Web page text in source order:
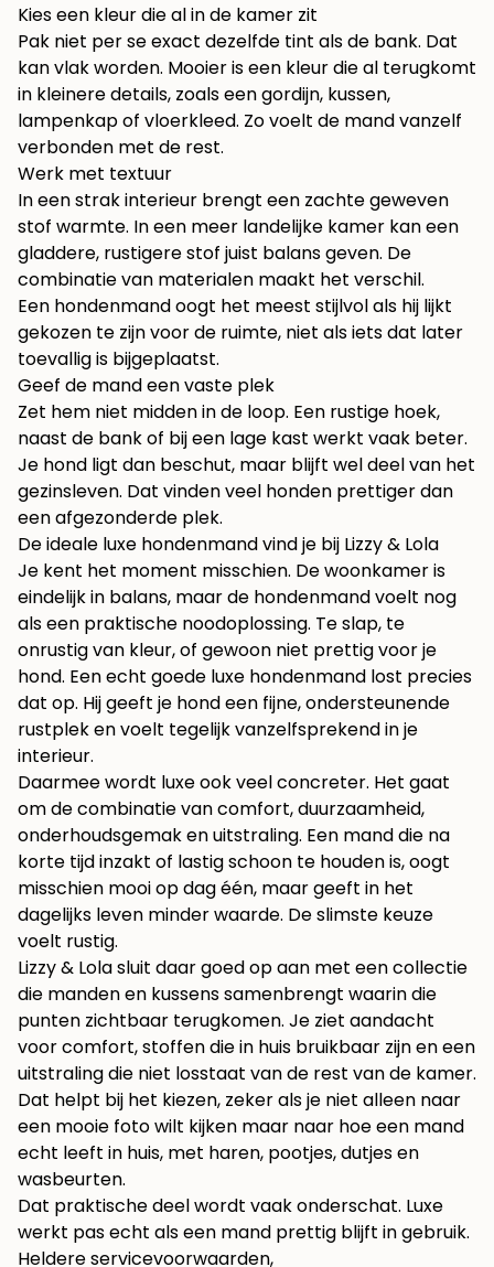
Kies een kleur die al in de kamer zit
Pak niet per se exact dezelfde tint als de bank. Dat
kan vlak worden. Mooier is een kleur die al terugkomt
in kleinere details, zoals een gordijn, kussen,
lampenkap of vloerkleed. Zo voelt de mand vanzelf
verbonden met de rest.
Werk met textuur
In een strak interieur brengt een zachte geweven
stof warmte. In een meer landelijke kamer kan een
gladdere, rustigere stof juist balans geven. De
combinatie van materialen maakt het verschil.
Een hondenmand oogt het meest stijlvol als hij lijkt
gekozen te zijn voor de ruimte, niet als iets dat later
toevallig is bijgeplaatst.
Geef de mand een vaste plek
Zet hem niet midden in de loop. Een rustige hoek,
naast de bank of bij een lage kast werkt vaak beter.
Je hond ligt dan beschut, maar blijft wel deel van het
gezinsleven. Dat vinden veel honden prettiger dan
een afgezonderde plek.
De ideale luxe hondenmand vind je bij Lizzy & Lola
Je kent het moment misschien. De woonkamer is
eindelijk in balans, maar de hondenmand voelt nog
als een praktische noodoplossing. Te slap, te
onrustig van kleur, of gewoon niet prettig voor je
hond. Een echt goede luxe hondenmand lost precies
dat op. Hij geeft je hond een fijne, ondersteunende
rustplek en voelt tegelijk vanzelfsprekend in je
interieur.
Daarmee wordt luxe ook veel concreter. Het gaat
om de combinatie van comfort, duurzaamheid,
onderhoudsgemak en uitstraling. Een mand die na
korte tijd inzakt of lastig schoon te houden is, oogt
misschien mooi op dag één, maar geeft in het
dagelijks leven minder waarde. De slimste keuze
voelt rustig.
Lizzy & Lola sluit daar goed op aan met een collectie
die manden en kussens samenbrengt waarin die
punten zichtbaar terugkomen. Je ziet aandacht
voor comfort, stoffen die in huis bruikbaar zijn en een
uitstraling die niet losstaat van de rest van de kamer.
Dat helpt bij het kiezen, zeker als je niet alleen naar
een mooie foto wilt kijken maar naar hoe een mand
echt leeft in huis, met haren, pootjes, dutjes en
wasbeurten.
Dat praktische deel wordt vaak onderschat. Luxe
werkt pas echt als een mand prettig blijft in gebruik.
Heldere servicevoorwaarden,